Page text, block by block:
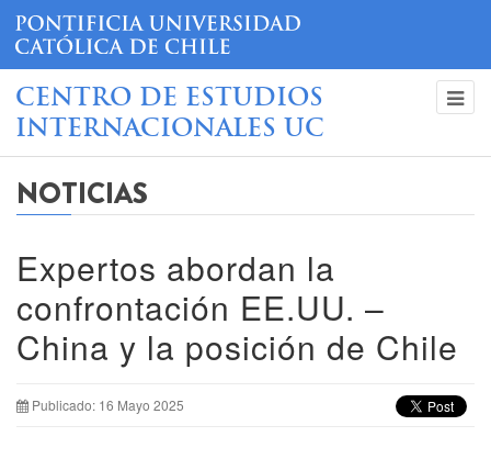
CENTRO DE ESTUDIOS
INTERNACIONALES UC
NOTICIAS
Expertos abordan la
confrontación EE.UU. –
China y la posición de Chile
Publicado: 16 Mayo 2025